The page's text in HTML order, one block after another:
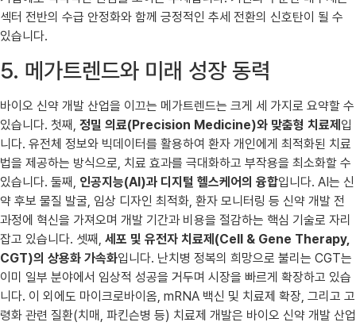
섹터 전반의 수급 안정화와 함께 긍정적인 추세 전환의 신호탄이 될 수
있습니다.
5. 메가트렌드와 미래 성장 동력
바이오 신약 개발 산업을 이끄는 메가트렌드는 크게 세 가지로 요약할 수
있습니다. 첫째, 정밀 의료(Precision Medicine)와 맞춤형 치료제 입
니다. 유전체 정보와 빅데이터를 활용하여 환자 개인에게 최적화된 치료
법을 제공하는 방식으로, 치료 효과를 극대화하고 부작용을 최소화할 수
있습니다. 둘째, 인공지능(AI)과 디지털 헬스케어의 융합입니다. AI는 신
약 후보 물질 발굴, 임상 디자인 최적화, 환자 모니터링 등 신약 개발 전
과정에 혁신을 가져오며 개발 기간과 비용을 절감하는 핵심 기술로 자리
잡고 있습니다. 셋째, 세포 및 유전자 치료제(Cell & Gene Therapy,
CGT)의 상용화 가속화입니다. 난치병 정복의 희망으로 불리는 CGT는
이미 일부 분야에서 임상적 성공을 거두며 시장을 빠르게 확장하고 있습
니다. 이 외에도 마이크로바이옴, mRNA 백신 및 치료제 확장, 그리고 고
령화 관련 질환(치매, 파킨슨병 등) 치료제 개발은 바이오 신약 개발 산업